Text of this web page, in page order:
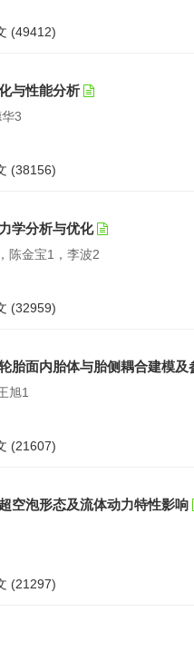
(49412)
与性能分析
3
(38156)
学分析与优化
陈金宝1，李波2
(32959)
胎面内胎体与胎侧耦合建模及
旭1
(21607)
空泡形态及流体动力特性影响
(21297)